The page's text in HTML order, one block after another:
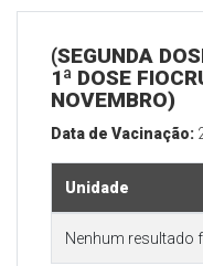
(SEGUNDA
1ª DOSE
NOVEMBRO)
Data de Vacinação:
Unidade
Nenhum resultado